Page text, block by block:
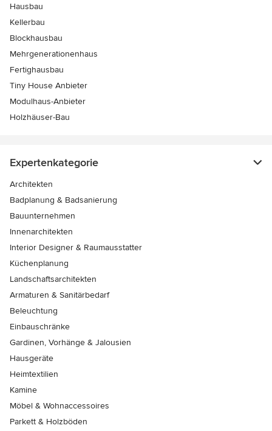
Hausbau
Kellerbau
Blockhausbau
Mehrgenerationenhaus
Fertighausbau
Tiny House Anbieter
Modulhaus-Anbieter
Holzhäuser-Bau
Expertenkategorie
Architekten
Badplanung & Badsanierung
Bauunternehmen
Innenarchitekten
Interior Designer & Raumausstatter
Küchenplanung
Landschaftsarchitekten
Armaturen & Sanitärbedarf
Beleuchtung
Einbauschränke
Gardinen, Vorhänge & Jalousien
Hausgeräte
Heimtextilien
Kamine
Möbel & Wohnaccessoires
Parkett & Holzböden